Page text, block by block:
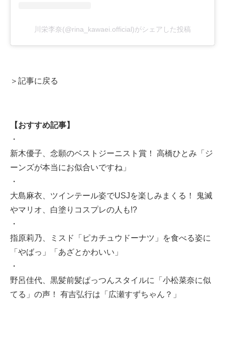
川栄李奈(@rina_kawaei.official)がシェアした投稿
＞記事に戻る
【おすすめ記事】
・
新木優子、念願のベストジーニスト賞！ 高橋ひとみ「ジ
ーンズが本当にお似合いですね」
・
大島麻衣、ツインテール姿でUSJを楽しみまくる！ 鬼滅
やマリオ、白塗りコスプレの人も!?
・
指原莉乃、ミスド「ピカチュウドーナツ」を食べる姿に
「やばっ」「あざとかわいい」
・
野呂佳代、黒髪前髪ぱっつんスタイルに「小松菜奈に似
てる」の声！ 有吉弘行は「広瀬すずちゃん？」